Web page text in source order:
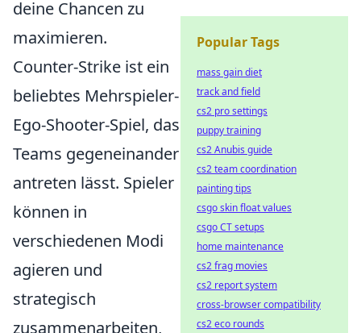
deine Chancen zu
maximieren.
Counter-Strike ist ein
beliebtes Mehrspieler-
Ego-Shooter-Spiel, das
Teams gegeneinander
antreten lässt. Spieler
können in
verschiedenen Modi
agieren und
strategisch
zusammenarbeiten,
Popular Tags
mass gain diet
track and field
cs2 pro settings
puppy training
cs2 Anubis guide
cs2 team coordination
painting tips
csgo skin float values
csgo CT setups
home maintenance
cs2 frag movies
cs2 report system
cross-browser compatibility
cs2 eco rounds